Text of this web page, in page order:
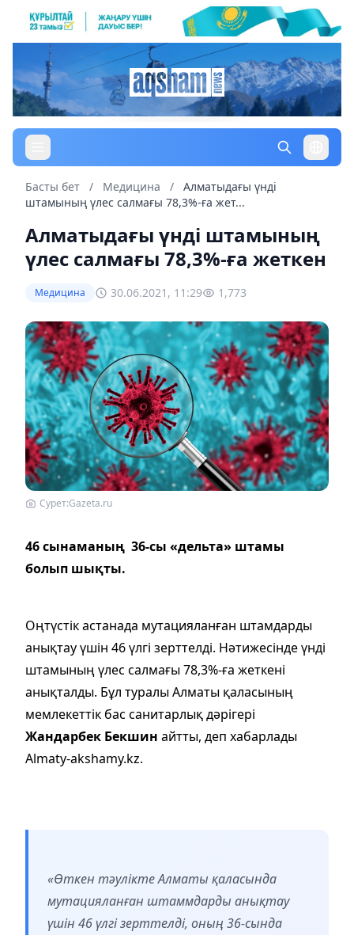
Басты бет / Медицина /
Алматыдағы үнді
штамының үлес салмағы 78,3%-ға жет...
Алматыдағы үнді штамының
үлес салмағы 78,3%-ға жеткен
Медицина 30.06.2021, 11:29 1,773
Сурет:Gazeta.ru
46 сынаманың 36-сы «дельта» штамы
болып шықты.
Оңтүстік астанада мутацияланған штамдарды
анықтау үшін 46 үлгі зерттелді. Нәтижесінде үнді
штамының үлес салмағы 78,3%-ға жеткені
анықталды. Бұл туралы Алматы қаласының
мемлекеттік бас санитарлық дәрігері
Жандарбек Бекшин айтты, деп хабарлады
Almaty-akshamy.kz.
«Өткен тәулікте Алматы қаласында
мутацияланған штаммдарды анықтау
үшін 46 үлгі зерттелді, оның 36-сында